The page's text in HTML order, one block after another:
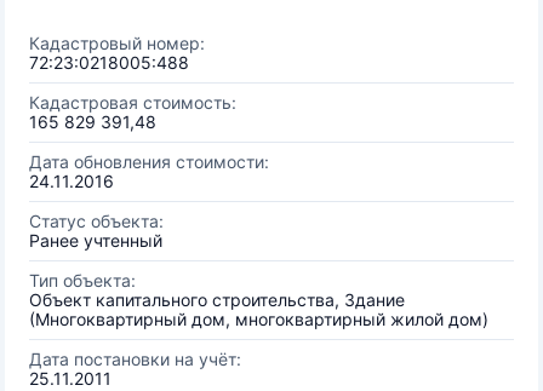
Кадастровый номер:
72:23:0218005:488
Кадастровая стоимость:
165 829 391,48
Дата обновления стоимости:
24.11.2016
Статус объекта:
Ранее учтенный
Тип объекта:
Объект капитального строительства, Здание
(Многоквартирный дом, многоквартирный жилой дом)
Дата постановки на учёт:
25.11.2011